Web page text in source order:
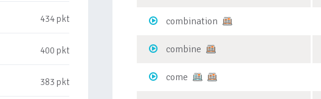
434 pkt
400 pkt
383 pkt
combination
combine
come